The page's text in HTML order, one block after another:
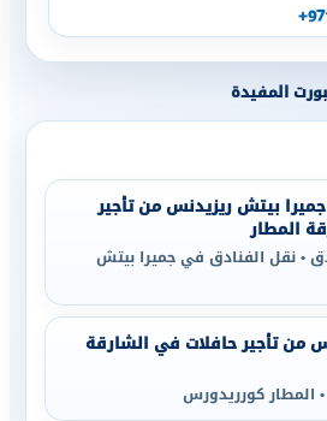
المفيدة
بيتش ريزيدنس من تأجير
المطار
• نقل الفنادق في جميرا بيتش
من تأجير حافلات في الشارقة
المطار كورريدورس